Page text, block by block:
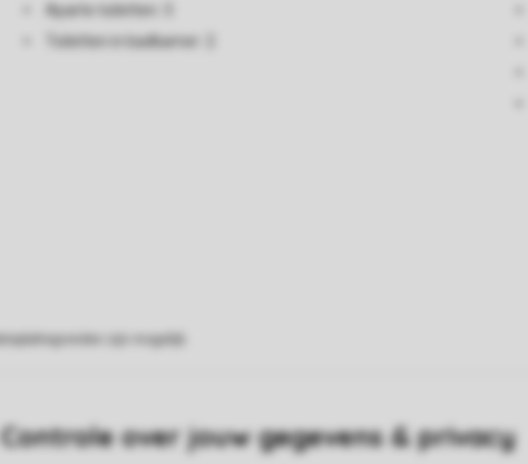
Aparte toiletten: 3
Toiletten in badkamer: 2
Controle over jouw gegevens & privacy